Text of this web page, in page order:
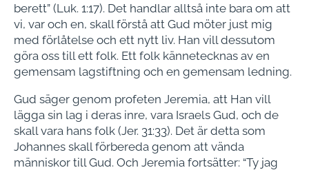
berett” (Luk. 1:17). Det handlar alltså inte bara om att
vi, var och en, skall förstå att Gud möter just mig
med förlåtelse och ett nytt liv. Han vill dessutom
göra oss till ett folk. Ett folk kännetecknas av en
gemensam lagstiftning och en gemensam ledning.
Gud säger genom profeten Jeremia, att Han vill
lägga sin lag i deras inre, vara Israels Gud, och de
skall vara hans folk (Jer. 31:33). Det är detta som
Johannes skall förbereda genom att vända
människor till Gud. Och Jeremia fortsätter: “Ty jag